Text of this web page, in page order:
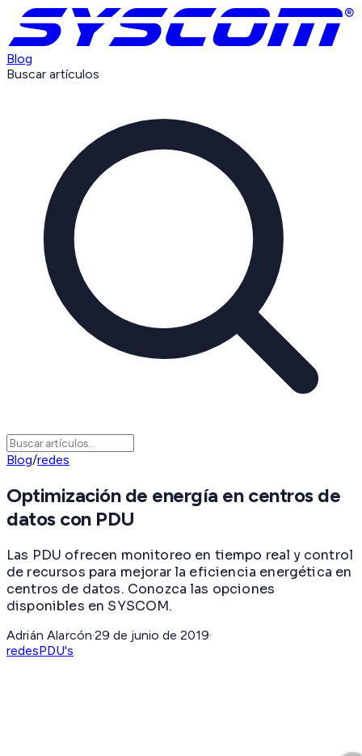
Blog
Buscar artículos
Blog/redes
Optimización de energía en centros de
datos con PDU
Las PDU ofrecen monitoreo en tiempo real y control
de recursos para mejorar la eficiencia energética en
centros de datos. Conozca las opciones
disponibles en SYSCOM.
Adrián Alarcón·29 de junio de 2019·
redesPDU's